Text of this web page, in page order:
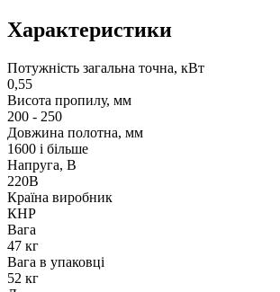
Характеристики
Потужність загальна точна, кВт
0,55
Висота пропилу, мм
200 - 250
Довжина полотна, мм
1600 і більше
Напруга, В
220В
Країна виробник
КНР
Вага
47 кг
Вага в упаковці
52 кг